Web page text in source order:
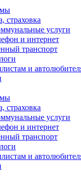
услуги
и интернет
транспорт
и
услуги
и интернет
транспорт
и